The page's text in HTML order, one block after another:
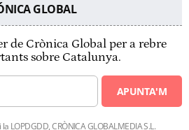
GLOBAL
de Crònica Global per a rebre
sobre Catalunya.
APUNTA'M
LOPDGDD, CRÒNICA GLOBALMEDIA S.L.